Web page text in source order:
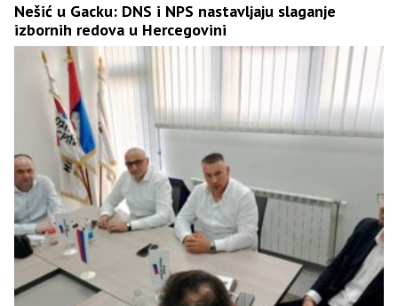
Nešić u Gacku: DNS i NPS nastavljaju slaganje
izbornih redova u Hercegovini